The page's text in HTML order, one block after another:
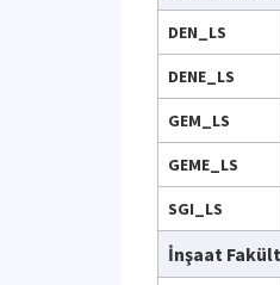
DEN_LS
DENE_LS
GEM_LS
GEME_LS
SGI_LS
İnşaat